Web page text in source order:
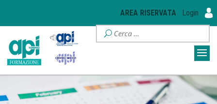
AREA RISERVATA Login